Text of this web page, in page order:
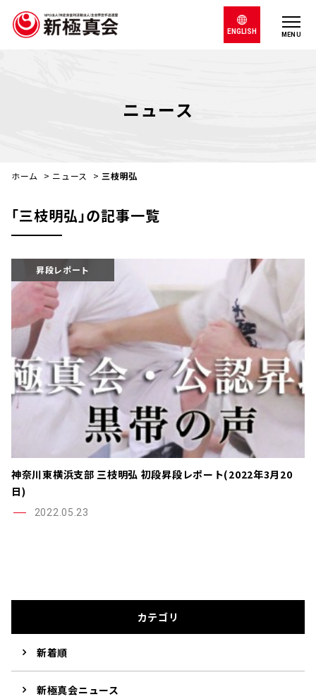
MENU
ENGLISH
ニュース
ホーム > ニュース > 三枝明弘
｢三枝明弘｣の記事一覧
昇段レポート
神奈川東横浜支部 三枝明弘 初段昇段レポート(2022年3月20
日)
2022.05.23
カテゴリ
新着順
新極真会ニュース